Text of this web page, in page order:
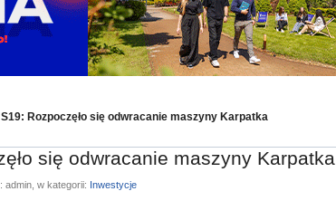
Rozpoczęło się odwracanie maszyny Karpatka
się odwracanie maszyny Karpatka
admin, w kategorii: Inwestycje